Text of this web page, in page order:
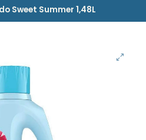
Sweet Summer 1,48L